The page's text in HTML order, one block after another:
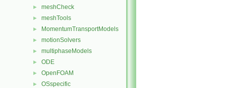
► meshCheck
► meshTools
► MomentumTransportModels
► motionSolvers
► multiphaseModels
► ODE
► OpenFOAM
► OSspecific